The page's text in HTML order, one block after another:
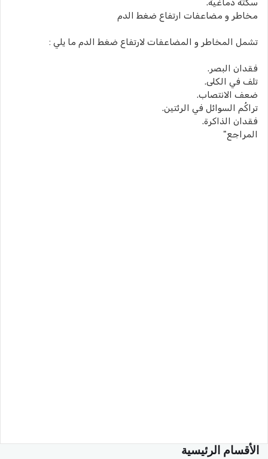
سكتة دماغية.
مخاطر و مضاعفات ارتفاع ضغط الدم
تشمل المخاطر و المضاعفات لارتفاع ضغط الدم ما يلي :
فقدان البصر.
تلف في الكلى.
ضعف الانتصاب.
تراكُم السوائل في الرئتين.
فقدان الذاكرة.
المراجع"
الأقسام الرئيسية